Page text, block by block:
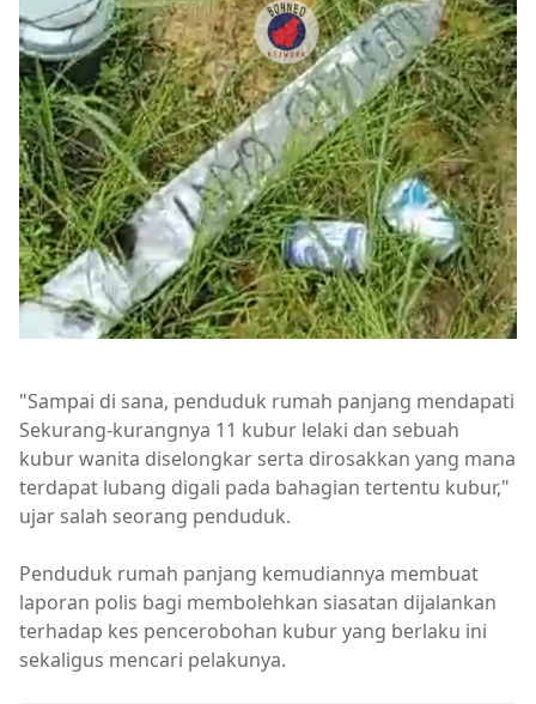
"Sampai di sana, penduduk rumah panjang mendapati
Sekurang-kurangnya 11 kubur lelaki dan sebuah
kubur wanita diselongkar serta dirosakkan yang mana
terdapat lubang digali pada bahagian tertentu kubur,"
ujar salah seorang penduduk.
Penduduk rumah panjang kemudiannya membuat
laporan polis bagi membolehkan siasatan dijalankan
terhadap kes pencerobohan kubur yang berlaku ini
sekaligus mencari pelakunya.